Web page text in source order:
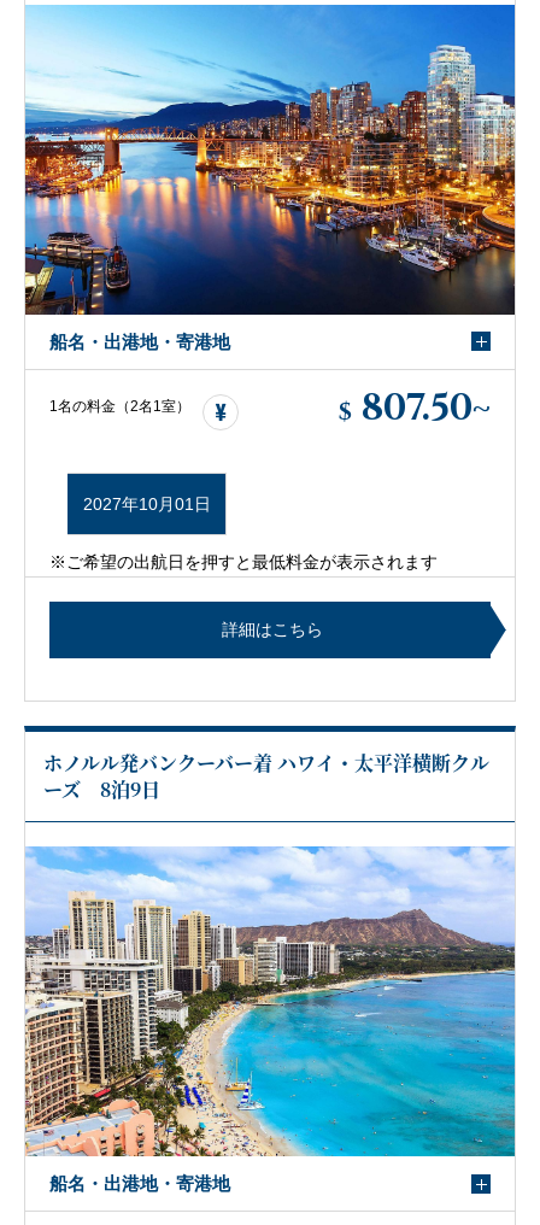
船名・出港地・寄港地
1名の料金（2名1室） $ 807.50~
2027年10月01日
※ご希望の出航日を押すと最低料金が表示されます
詳細はこちら
ホノルル発バンクーバー着 ハワイ・太平洋横断クル
ーズ 8泊9日
船名・出港地・寄港地